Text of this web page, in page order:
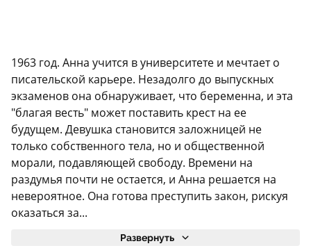
1963 год. Анна учится в университете и мечтает о
писательской карьере. Незадолго до выпускных
экзаменов она обнаруживает, что беременна, и эта
"благая весть" может поставить крест на ее
будущем. Девушка становится заложницей не
только собственного тела, но и общественной
морали, подавляющей свободу. Времени на
раздумья почти не остается, и Анна решается на
невероятное. Она готова преступить закон, рискуя
оказаться за...
Развернуть